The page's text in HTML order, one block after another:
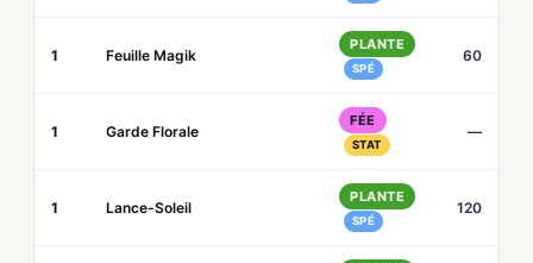
1 Feuille Magik
PLANTE
SPÉ
60
1 Garde Florale
FÉE
STAT
—
1 Lance-Soleil
PLANTE
SPÉ
120